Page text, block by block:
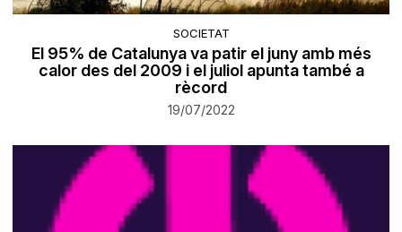
SOCIETAT
El 95% de Catalunya va patir el juny amb més
calor des del 2009 i el juliol apunta també a
rècord
19/07/2022